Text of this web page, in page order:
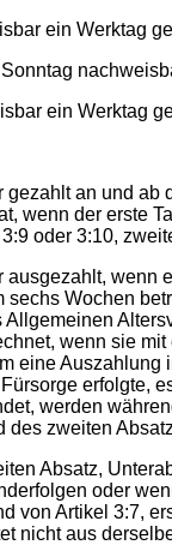
Werktag
nachweisbar
Werktag
an und ab
wenn der erste
oder 3:10,
wenn ein
Wochen
wenn sie
eine Auszahlung
erfolgte,
werden
zweiten
oder
von Artikel 3:7,
nicht aus